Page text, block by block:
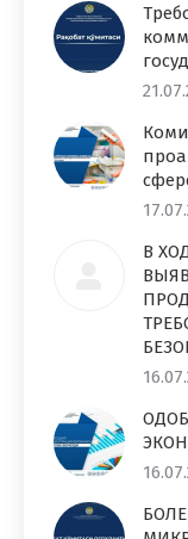
В